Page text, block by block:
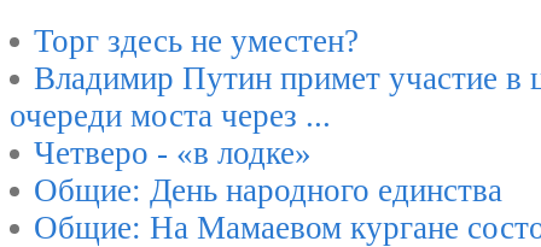
Торг здесь не уместен?
Владимир Путин примет участие в
очереди моста через ...
Четверо - «в лодке»
Общие: День народного единства
Общие: На Мамаевом кургане